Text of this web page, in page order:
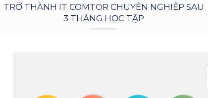
TRỞ THÀNH IT COMTOR CHUYÊN NGHIỆP SAU
3 THÁNG HỌC TẬP